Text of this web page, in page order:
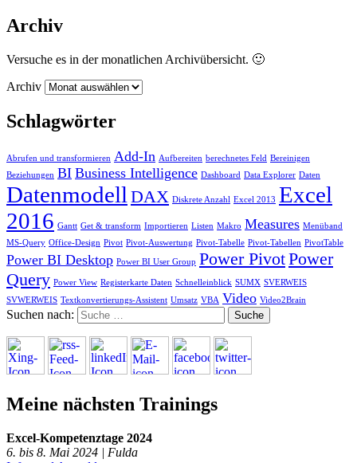
Archiv
Versuche es in der monatlichen Archivübersicht. 🙂
Archiv
Schlagwörter
Abrufen und transformieren Add-In Aufbereiten berechnetes Feld Bereinigen
Beziehungen BI Business Intelligence Dashboard Data Explorer Daten
Datenmodell DAX Diskrete Anzahl Excel 2013 Excel
2016 Gantt Get & transform Importieren Listen Makro Measures Menüband
MS-Query Office-Design Pivot Pivot-Auswertung Pivot-Tabelle Pivot-Tabellen PivotTable
Power BI Desktop Power BI User Group Power PivotPower
Query Power View Registerkarte Daten Schnelleinblick SUMX SVERWEIS
SVWERWEIS Textkonvertierungs-Assistent Umsatz VBA Video Video2Brain
Suchen nach:
Meine nächsten Trainings
Excel-Kompetenztage 2024
6. bis 8. Mai 2024 | Fulda